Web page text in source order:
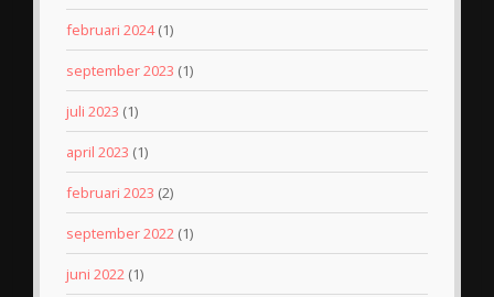
februari 2024(1)
september 2023 (1)
juli 2023 (1)
april 2023 (1)
februari 2023 (2)
september 2022 (1)
juni 2022 (1)